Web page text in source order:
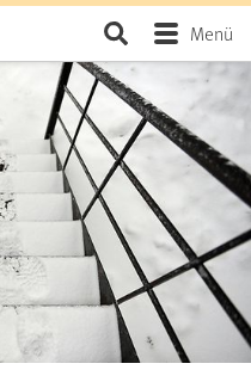
SeiteMenü